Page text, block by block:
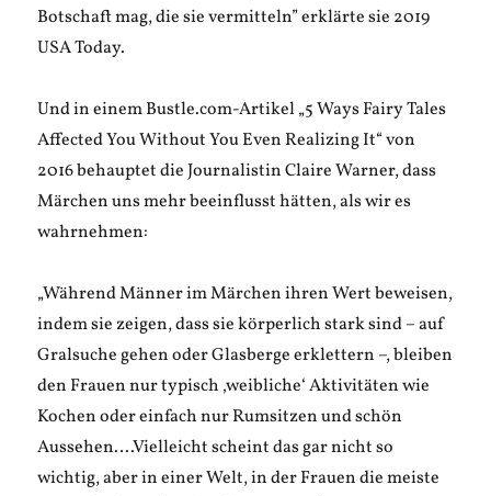
Botschaft mag, die sie vermitteln” erklärte sie 2019
USA Today.
Und in einem Bustle.com-Artikel „5 Ways Fairy Tales
Affected You Without You Even Realizing It“ von
2016 behauptet die Journalistin Claire Warner, dass
Märchen uns mehr beeinflusst hätten, als wir es
wahrnehmen:
„Während Männer im Märchen ihren Wert beweisen,
indem sie zeigen, dass sie körperlich stark sind – auf
Gralsuche gehen oder Glasberge erklettern –, bleiben
den Frauen nur typisch ‚weibliche‘ Aktivitäten wie
Kochen oder einfach nur Rumsitzen und schön
Aussehen….Vielleicht scheint das gar nicht so
wichtig, aber in einer Welt, in der Frauen die meiste